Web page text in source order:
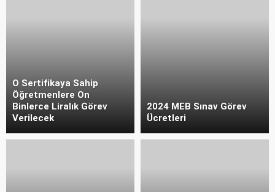
O Sertifikaya Sahip
Öğretmenlere On
Binlerce Liralık Görev
Verilecek
2024 MEB Sınav Görev
Ücretleri